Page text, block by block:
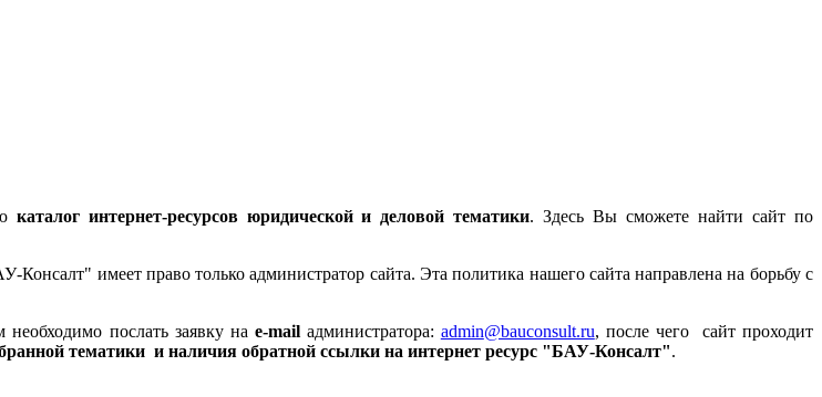
каталог интернет-ресурсов юридической и деловой тематики. Здесь Вы сможете найти сайт по
имеет право только администратор сайта. Эта политика нашего сайта направлена на борьбу с
необходимо послать заявку на e-mailадминистратора: admin@bauconsult.ru, после чего сайт проходит
тематики и наличия обратной ссылки на интернет ресурс "БАУ-Консалт".